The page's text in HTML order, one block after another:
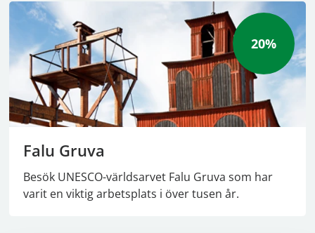
20%
Falu Gruva
Besök UNESCO-världsarvet Falu Gruva som har
varit en viktig arbetsplats i över tusen år.